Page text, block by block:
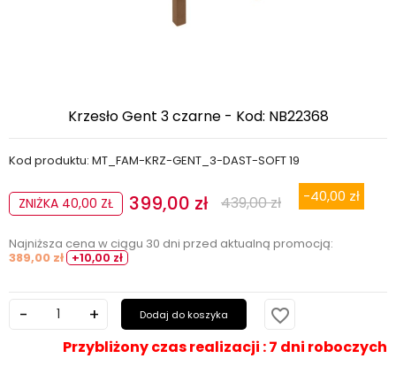
Krzesło Gent 3 czarne - Kod: NB22368
Kod produktu: MT_FAM-KRZ-GENT_3-DAST-SOFT 19
399,00 zł
ZNIŻKA 40,00 ZŁ 439,00 zł -40,00 zł
Najniższa cena w ciągu 30 dni przed aktualną promocją:
389,00 zł +10,00 zł
Dodaj do koszyka favorite_border
Przybliżony czas realizacji : 7 dni roboczych